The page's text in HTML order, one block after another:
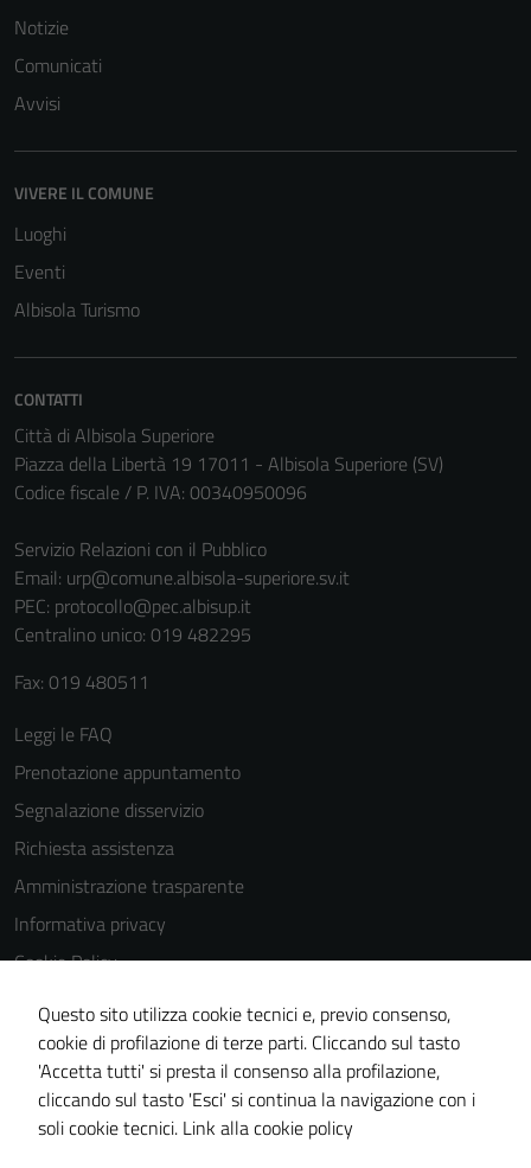
Notizie
Comunicati
Avvisi
VIVERE IL COMUNE
Luoghi
Eventi
Albisola Turismo
CONTATTI
Città di Albisola Superiore
Piazza della Libertà 19 17011 - Albisola Superiore (SV)
Codice fiscale / P. IVA: 00340950096
Servizio Relazioni con il Pubblico
Email: urp@comune.albisola-superiore.sv.it
PEC: protocollo@pec.albisup.it
Centralino unico: 019 482295
Fax: 019 480511
Leggi le FAQ
Prenotazione appuntamento
Segnalazione disservizio
Richiesta assistenza
Amministrazione trasparente
Informativa privacy
Cookie Policy
Dichiarazione di accessibilità
Piano di miglioramento del sito
Statistiche sito web
Questo sito utilizza cookie tecnici e, previo consenso,
cookie di profilazione di terze parti. Cliccando sul tasto
'Accetta tutti' si presta il consenso alla profilazione,
cliccando sul tasto 'Esci' si continua la navigazione con i
soli cookie tecnici. Link alla cookie policy
disabilitati.
Questi cookie
non raccolgono
informazioni
personali.